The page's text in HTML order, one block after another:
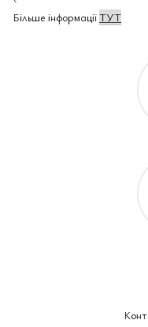
Більше інформаціїТУТ